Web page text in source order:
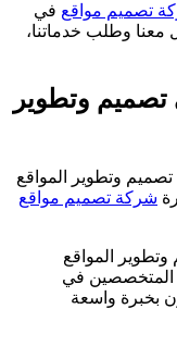
تصميم مواقع في
معنا وطلب خدماتنا،
وتطوير
وتطوير المواقع
شركة تصميم مواقع
المواقع
المتخصصين في
بخبرة واسعة